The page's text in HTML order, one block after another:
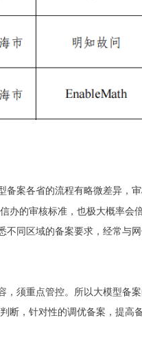
备案各省的流程有略微差异，
办的审核标准，也极大概率会
不同区域的备案要求， 经常与网
，须重点管控。所以大模型备
断，针对性的调优备案，提高备